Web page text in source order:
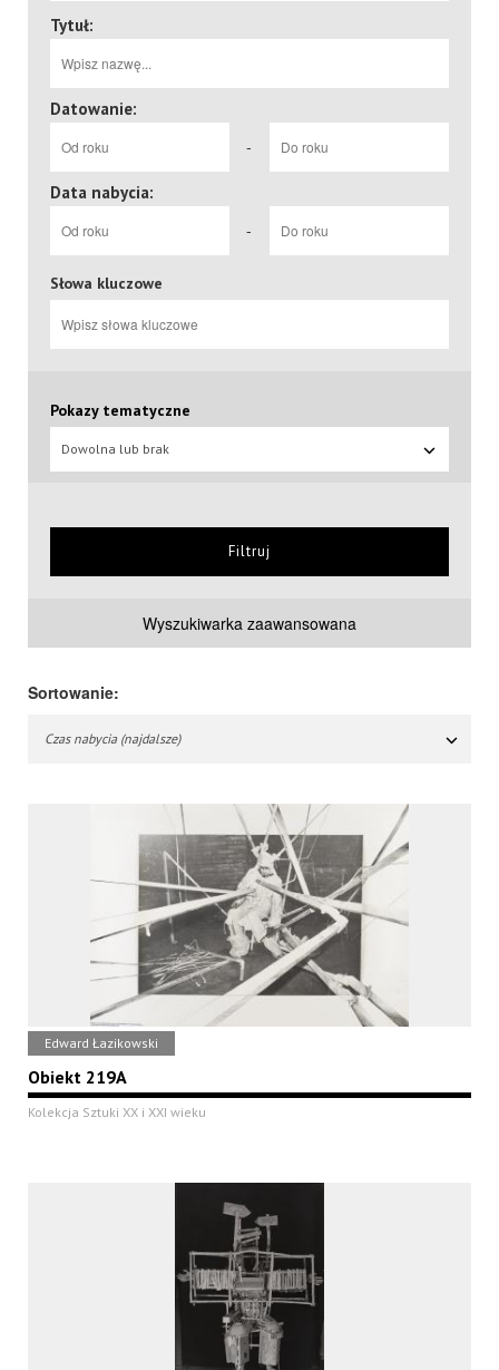
Tytuł:
Datowanie:
-
Data nabycia:
-
Słowa kluczowe
Pokazy tematyczne
Dowolna lub brak
Filtruj
Wyszukiwarka zaawansowana
Sortowanie:
Czas nabycia (najdalsze)
Edward Łazikowski
Obiekt 219A
Kolekcja Sztuki XX i XXI wieku